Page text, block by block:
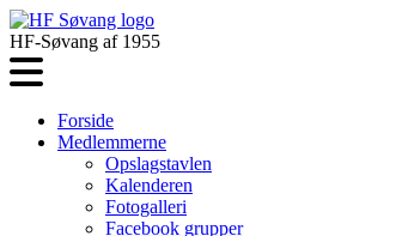
HF-Søvang af 1955
Forside
Medlemmerne
Opslagstavlen
Kalenderen
Fotogalleri
Facebook grupper